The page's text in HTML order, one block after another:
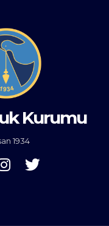
Kurumu
1934